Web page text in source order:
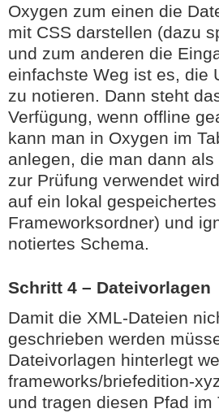
Oxygen zum einen die
mit CSS darstellen (dazu
und zum anderen die
einfachste Weg ist es, die
zu notieren. Dann steht
Verfügung, wenn offline
kann man in Oxygen im
anlegen, die man dann
zur Prüfung verwendet
auf ein lokal
Frameworksordner) und
notiertes Schema.
Schritt 4 – Dateivorlagen
Damit die XML-Dateien
geschrieben werden
Dateivorlagen hinterlegt
frameworks/briefedition-
und tragen diesen Pfad